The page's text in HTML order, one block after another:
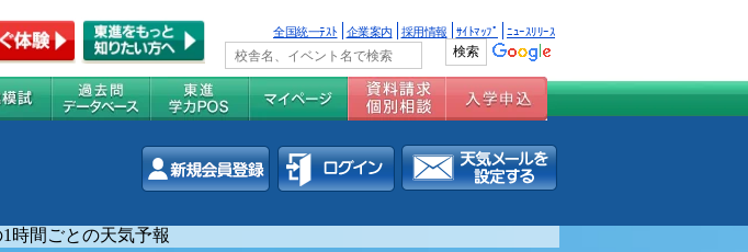
全国統一ﾃｽﾄ 企業案内 採用情報 ｻｲﾄﾏｯﾌﾟ ﾆｭｰｽﾘﾘｰｽ
時間ごとの天気予報